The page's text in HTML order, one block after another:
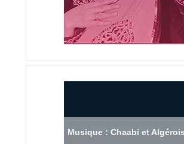
Musique : Chaabi et Algérois